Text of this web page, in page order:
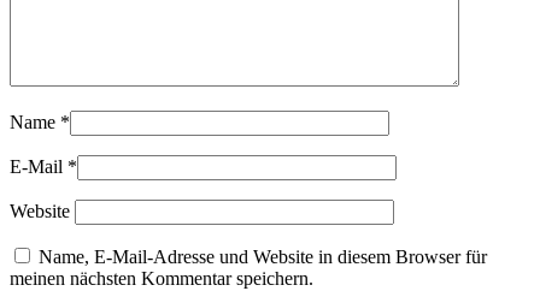
Name *
E-Mail *
Website
Name, E-Mail-Adresse und Website in diesem Browser für
meinen nächsten Kommentar speichern.